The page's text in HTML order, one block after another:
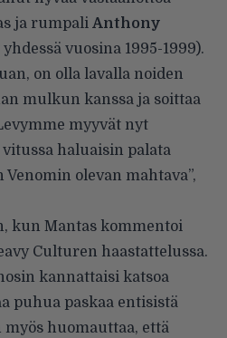
ja rumpali Anthony
vuosina 1995-1999).
on olla lavalla noiden
mulkun kanssa ja soittaa
myyvät nyt
haluaisin palata
olevan mahtava”,
kun Mantas kommentoi
Culturen haastattelussa.
kannattaisi katsoa
puhua paskaa entisistä
myös huomauttaa, että